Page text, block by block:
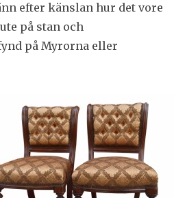
efter känslan hur det vore
på stan och
på Myrorna eller